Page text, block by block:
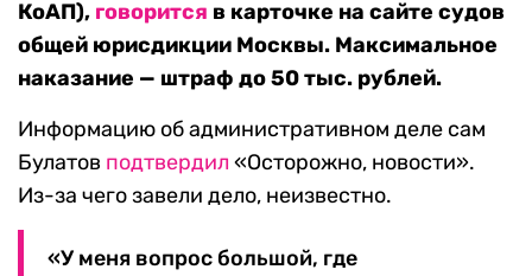
КоАП), говорится в карточке на сайте судов
общей юрисдикции Москвы. Максимальное
наказание — штраф до 50 тыс. рублей.
Информацию об административном деле сам
Булатов подтвердил «Осторожно, новости».
Из-за чего завели дело, неизвестно.
«У меня вопрос большой, где